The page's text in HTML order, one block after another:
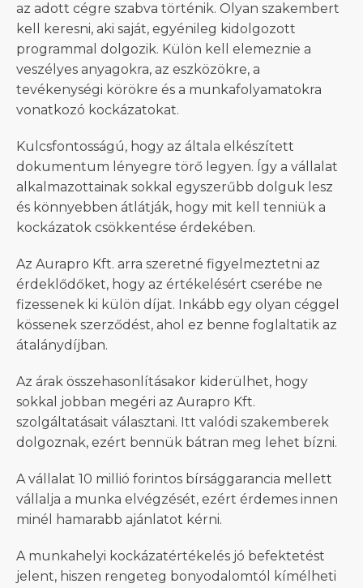
az adott cégre szabva történik. Olyan szakembert
kell keresni, aki saját, egyénileg kidolgozott
programmal dolgozik. Külön kell elemeznie a
veszélyes anyagokra, az eszközökre, a
tevékenységi körökre és a munkafolyamatokra
vonatkozó kockázatokat.
Kulcsfontosságú, hogy az általa elkészített
dokumentum lényegre törő legyen. Így a vállalat
alkalmazottainak sokkal egyszerűbb dolguk lesz
és könnyebben átlátják, hogy mit kell tenniük a
kockázatok csökkentése érdekében.
Az Aurapro Kft. arra szeretné figyelmeztetni az
érdeklődőket, hogy az értékelésért cserébe ne
fizessenek ki külön díjat. Inkább egy olyan céggel
kössenek szerződést, ahol ez benne foglaltatik az
átalánydíjban.
Az árak összehasonlításakor kiderülhet, hogy
sokkal jobban megéri az Aurapro Kft.
szolgáltatásait választani. Itt valódi szakemberek
dolgoznak, ezért bennük bátran meg lehet bízni.
A vállalat 10 millió forintos bírsággarancia mellett
vállalja a munka elvégzését, ezért érdemes innen
minél hamarabb ajánlatot kérni.
A munkahelyi kockázatértékelés jó befektetést
jelent, hiszen rengeteg bonyodalomtól kímélheti